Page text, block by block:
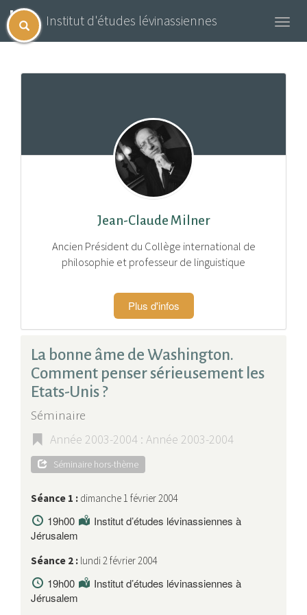
Institut d'études lévinassiennes
Jean-Claude Milner
Ancien Président du Collège international de
philosophie et professeur de linguistique
Plus d'infos
La bonne âme de Washington.
Comment penser sérieusement les
Etats-Unis ?
Séminaire
Année 2003-2004 : Année 2003-2004
Séminaire hors-thème
Séance 1 : dimanche 1 février 2004
19h00
Institut d’études lévinassiennes à
Jérusalem
Séance 2 : lundi 2 février 2004
19h00
Institut d’études lévinassiennes à
Jérusalem